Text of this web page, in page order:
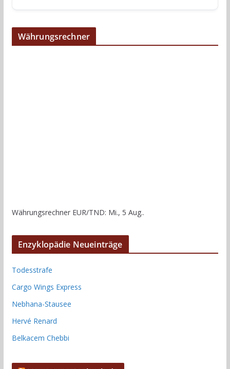
Währungsrechner
Währungsrechner EUR/TND: Mi., 5 Aug..
Enzyklopädie Neueinträge
Todesstrafe
Cargo Wings Express
Nebhana-Stausee
Hervé Renard
Belkacem Chebbi